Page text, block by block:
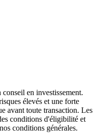
en investissement.
élevés et une forte
avant toute transaction. Les
conditions d'éligibilité et
conditions générales.